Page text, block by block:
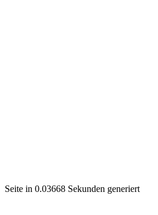
Seite in 0.03668 Sekunden generiert